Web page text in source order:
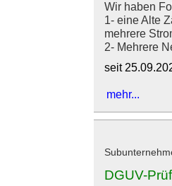
Wir haben
1- eine Alte
mehrere
2- Mehrere
seit
mehr...
DGUV-